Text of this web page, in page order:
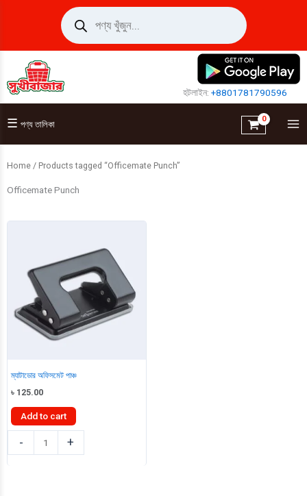
Products
search
হটলাইন:+8801781790596
☰ পণ্য তালিকা
Home / Products tagged “Officemate Punch”
Officemate Punch
ম্যাটাডোর অফিসমেট পাঞ্চ
৳ 125.00
Add to cart
-
অফিসমেট
+